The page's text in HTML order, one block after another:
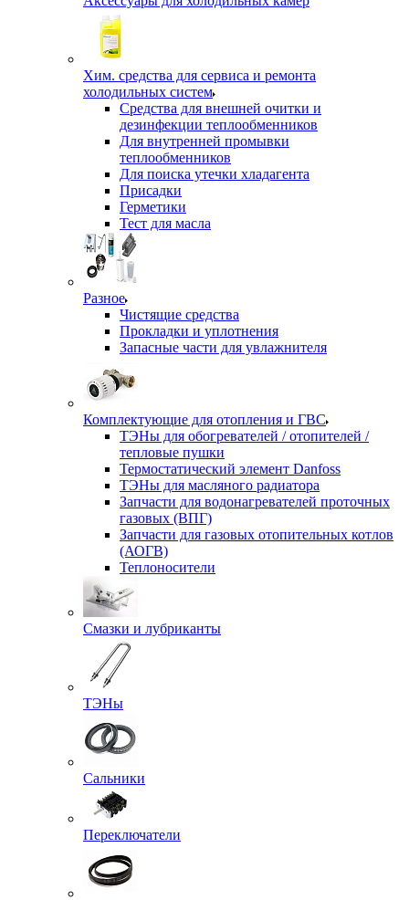
Хим. средства для сервиса и ремонта
холодильных систем
Средства для внешней очитки и
дезинфекции теплообменников
Для внутренней промывки
теплообменников
Для поиска утечки хладагента
Присадки
Герметики
Тест для масла
Разное
Чистящие средства
Прокладки и уплотнения
Запасные части для увлажнителя
Комплектующие для отопления и ГВС
ТЭНы для обогревателей / отопителей /
тепловые пушки
Термостатический элемент Danfoss
ТЭНы для масляного радиатора
Запчасти для водонагревателей проточных
газовых (ВПГ)
Запчасти для газовых отопительных котлов
(АОГВ)
Теплоносители
Смазки и лубриканты
ТЭНы
Сальники
Переключатели